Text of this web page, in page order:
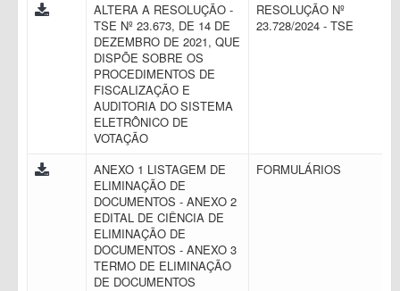
ALTERA A RESOLUÇÃO -
TSE Nº 23.673, DE 14 DE
DEZEMBRO DE 2021, QUE
DISPÕE SOBRE OS
PROCEDIMENTOS DE
FISCALIZAÇÃO E
AUDITORIA DO SISTEMA
ELETRÔNICO DE
VOTAÇÃO
RESOLUÇÃO Nº
23.728/2024 - TSE
ANEXO 1 LISTAGEM DE
ELIMINAÇÃO DE
DOCUMENTOS - ANEXO 2
EDITAL DE CIÊNCIA DE
ELIMINAÇÃO DE
DOCUMENTOS - ANEXO 3
TERMO DE ELIMINAÇÃO
DE DOCUMENTOS
FORMULÁRIOS